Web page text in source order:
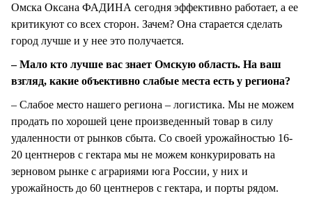
Омска Оксана ФАДИНА сегодня эффективно работает, а ее
критикуют со всех сторон. Зачем? Она старается сделать
город лучше и у нее это получается.
– Мало кто лучше вас знает Омскую область. На ваш
взгляд, какие объективно слабые места есть у региона?
– Слабое место нашего региона – логистика. Мы не можем
продать по хорошей цене произведенный товар в силу
удаленности от рынков сбыта. Со своей урожайностью 16-
20 центнеров с гектара мы не можем конкурировать на
зерновом рынке с аграриями юга России, у них и
урожайность до 60 центнеров с гектара, и порты рядом.